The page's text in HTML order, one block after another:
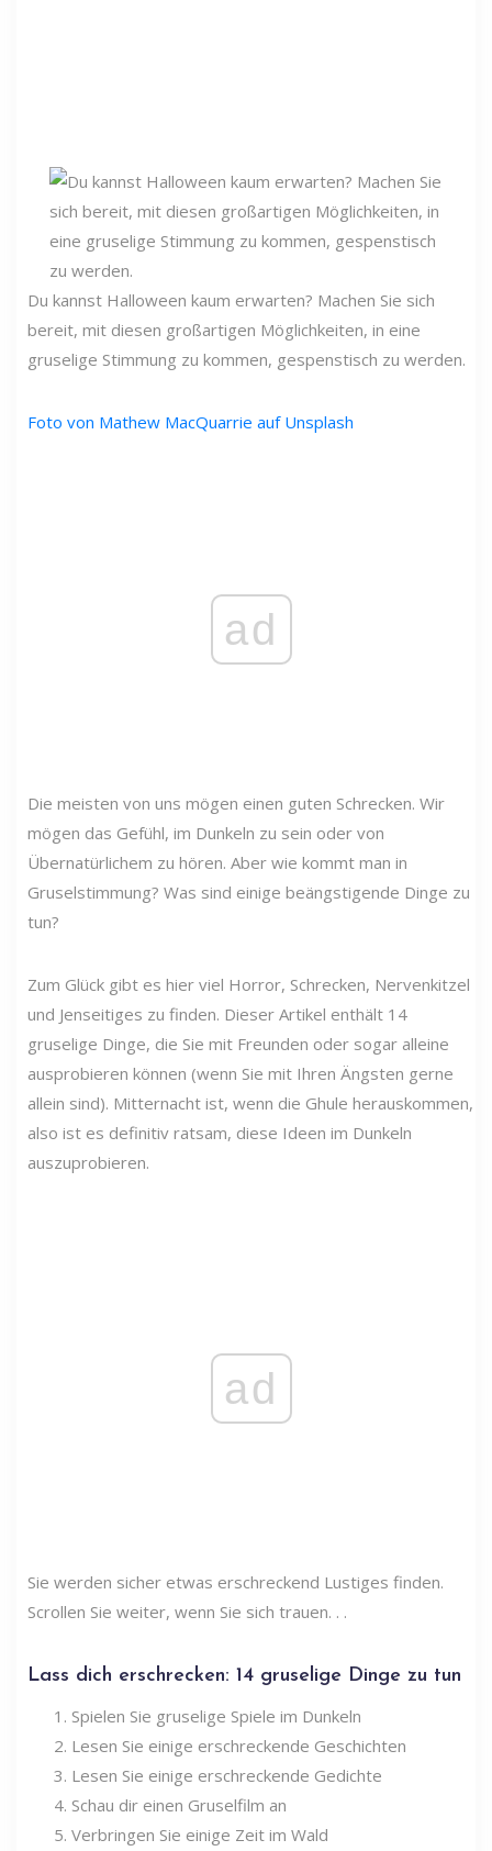
Du kannst Halloween kaum erwarten? Machen Sie sich
bereit, mit diesen großartigen Möglichkeiten, in eine
gruselige Stimmung zu kommen, gespenstisch zu werden.
Foto von Mathew MacQuarrie auf Unsplash
ad
Die meisten von uns mögen einen guten Schrecken. Wir
mögen das Gefühl, im Dunkeln zu sein oder von
Übernatürlichem zu hören. Aber wie kommt man in
Gruselstimmung? Was sind einige beängstigende Dinge zu
tun?
Zum Glück gibt es hier viel Horror, Schrecken, Nervenkitzel
und Jenseitiges zu finden. Dieser Artikel enthält 14
gruselige Dinge, die Sie mit Freunden oder sogar alleine
ausprobieren können (wenn Sie mit Ihren Ängsten gerne
allein sind). Mitternacht ist, wenn die Ghule herauskommen,
also ist es definitiv ratsam, diese Ideen im Dunkeln
auszuprobieren.
ad
Sie werden sicher etwas erschreckend Lustiges finden.
Scrollen Sie weiter, wenn Sie sich trauen. . .
Lass dich erschrecken: 14 gruselige Dinge zu tun
Spielen Sie gruselige Spiele im Dunkeln
Lesen Sie einige erschreckende Geschichten
Lesen Sie einige erschreckende Gedichte
Schau dir einen Gruselfilm an
Verbringen Sie einige Zeit im Wald